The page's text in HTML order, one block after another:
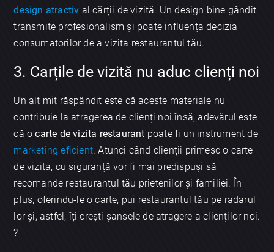
design atractiv al cărții de vizită. Un design bine gândit
transmite profesionalism și poate influența decizia
consumatorilor de a vizita restaurantul tău.
3. Carțile de vizită nu aduc clienți noi
Un alt mit răspândit este că aceste materiale nu
contribuie la atragerea de clienți noi.însă, adevărul este
că ocarte de vizita restaurant poate fi un instrument de
marketing eficient. Atunci când clienții primesc o carte
de vizita, cu siguranță vor fi mai predispuși să
recomande restaurantul tău prietenilor și familiei. În
plus, oferindu-le o carte, pui restaurantul tău pe radarul
lor și, astfel, îți crești șansele de atragere a clienților noi.
?